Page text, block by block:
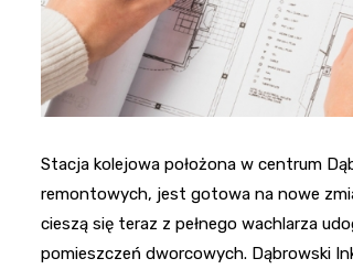
Stacja kolejowa położona w centrum
remontowych, jest gotowa na nowe
cieszą się teraz z pełnego wachlarza
pomieszczeń dworcowych. Dąbrowski